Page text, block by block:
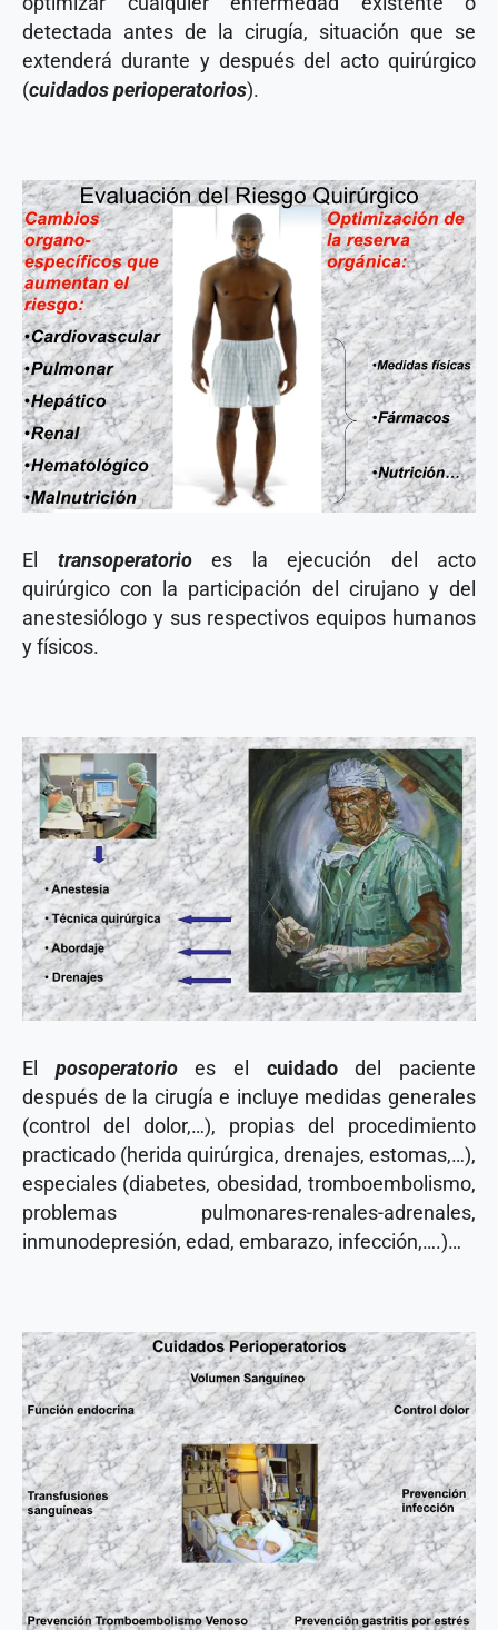
detectada antes de la cirugía, situación que se
extenderá durante y después del acto quirúrgico
(cuidados perioperatorios).
El transoperatorioes la ejecución del acto
quirúrgico con la participación del cirujano y del
anestesiólogo y sus respectivos equipos humanos
y físicos.
El posoperatorioes el cuidadodel paciente
después de la cirugía e incluye medidas generales
(control del dolor,…), propias del procedimiento
practicado (herida quirúrgica, drenajes, estomas,…),
especiales (diabetes, obesidad, tromboembolismo,
problemas pulmonares-renales-adrenales,
inmunodepresión, edad, embarazo, infección,….)…